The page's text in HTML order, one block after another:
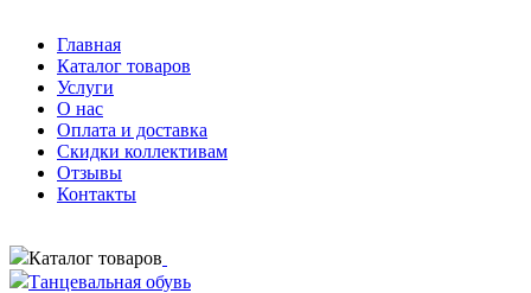
Главная
Каталог товаров
Услуги
О нас
Оплата и доставка
Скидки коллективам
Отзывы
Контакты
Каталог товаров
Танцевальная обувь